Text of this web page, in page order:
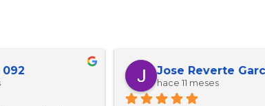
Jose Reverte
hace 11 meses